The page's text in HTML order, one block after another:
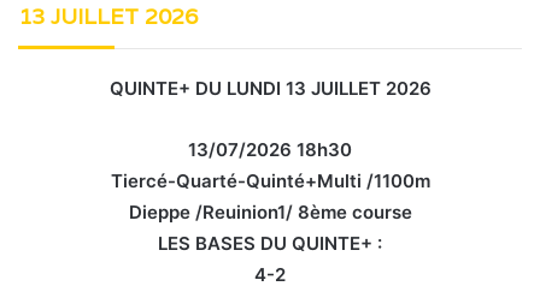
13 JUILLET 2026
QUINTE+ DU LUNDI 13 JUILLET 2026
13/07/2026 18h30
Tiercé-Quarté-Quinté+Multi /1100m
Dieppe /Reuinion1/ 8ème course
LES BASES DU QUINTE+ :
4-2